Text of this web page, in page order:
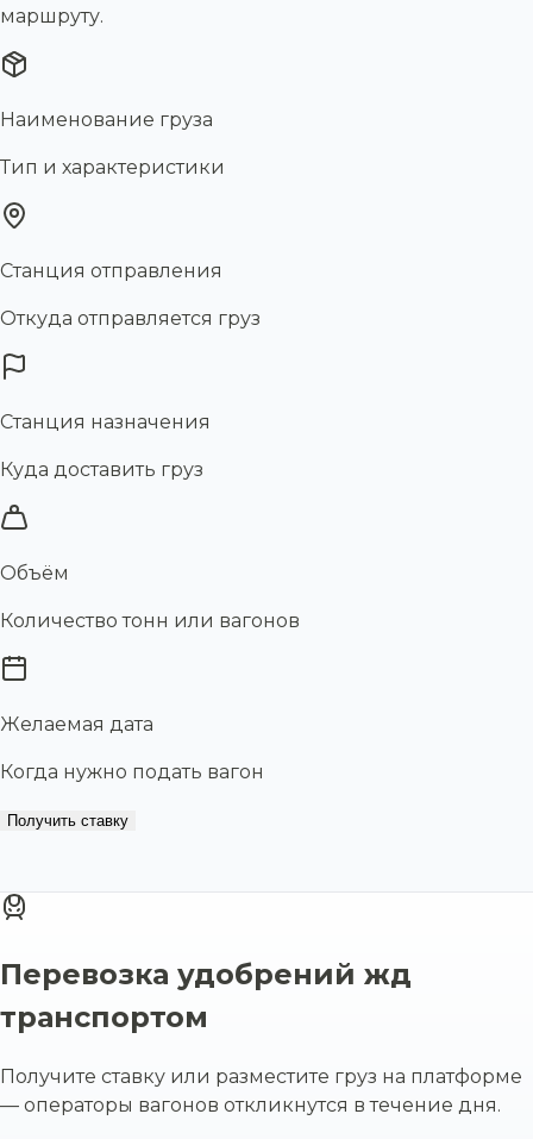
маршруту.
Наименование груза
Тип и характеристики
Станция отправления
Откуда отправляется груз
Станция назначения
Куда доставить груз
Объём
Количество тонн или вагонов
Желаемая дата
Когда нужно подать вагон
Получить ставку
Перевозка удобрений жд
транспортом
Получите ставку или разместите груз на платформе
— операторы вагонов откликнутся в течение дня.